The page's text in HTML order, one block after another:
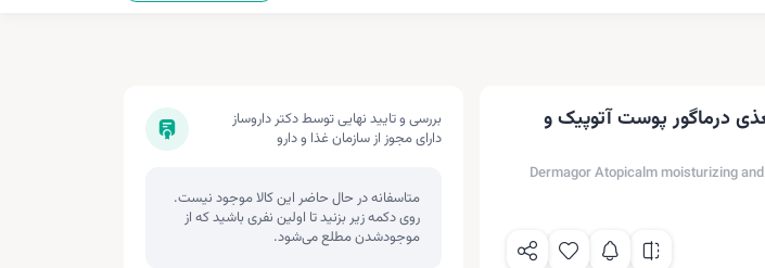
درماگور پوست آتوپیک و
Dermagor Atopicalm moisturizing
بررسی و تایید نهایی توسط دکتر داروساز
دارای مجوز از سازمان غذا و دارو
متاسفانه در حال حاضر این کالا موجود نیست.
روی دکمه زیر بزنید تا اولین نفری باشید که از
موجودشدن مطلع می‌شود.